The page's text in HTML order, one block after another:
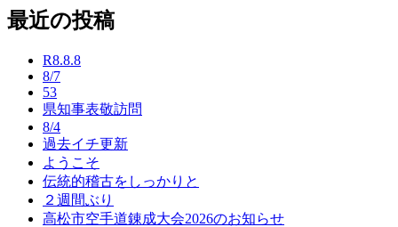
稿
最近の投稿
R8.8.8
8/7
53
県知事表敬訪問
8/4
過去イチ更新
ようこそ
伝統的稽古をしっかりと
２週間ぶり
高松市空手道錬成大会2026のお知らせ